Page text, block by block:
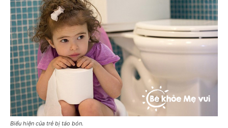
Biểu hiện của trẻ bị táo bón.